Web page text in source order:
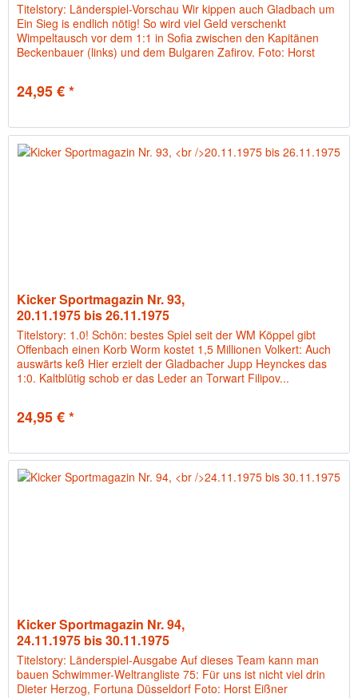
Titelstory: Länderspiel-Vorschau Wir kippen auch Gladbach um
Ein Sieg is endlich nötig! So wird viel Geld verschenkt
Wimpeltausch vor dem 1:1 in Sofia zwischen den Kapitänen
Beckenbauer (links) und dem Bulgaren Zafirov. Foto: Horst
24,95 € *
Kicker Sportmagazin Nr. 93,
20.11.1975 bis 26.11.1975
Titelstory: 1.0! Schön: bestes Spiel seit der WM Köppel gibt
Offenbach einen Korb Worm kostet 1,5 Millionen Volkert: Auch
auswärts keß Hier erzielt der Gladbacher Jupp Heynckes das
1:0. Kaltblütig schob er das Leder an Torwart Filipov...
24,95 € *
Kicker Sportmagazin Nr. 94,
24.11.1975 bis 30.11.1975
Titelstory: Länderspiel-Ausgabe Auf dieses Team kann man
bauen Schwimmer-Weltrangliste 75: Für uns ist nicht viel drin
Dieter Herzog, Fortuna Düsseldorf Foto: Horst Eißner